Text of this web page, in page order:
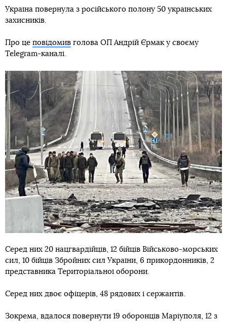
Україна повернула з російського полону 50 українських
захисників.
Про це повідомив голова ОП Андрій Єрмак у своєму
Telegram-каналі.
Серед них 20 нацгвардійців, 12 бійців Військово-морських
сил, 10 бійців Збройних сил України, 6 прикордонників, 2
представника Територіальної оборони.
Серед них двоє офіцерів, 48 рядових і сержантів.
Зокрема, вдалося повернути 19 оборонців Маріуполя, 12 з